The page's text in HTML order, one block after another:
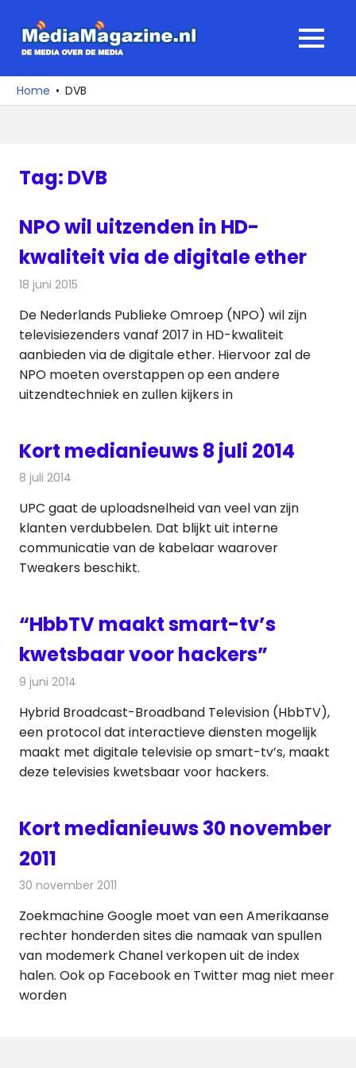
naar
media
over
MENU
Home DVB
Tag: DVB
NPO wil uitzenden in HD-
kwaliteit via de digitale ether
18 juni 2015
De Nederlands Publieke Omroep (NPO) wil zijn
televisiezenders vanaf 2017 in HD-kwaliteit
aanbieden via de digitale ether. Hiervoor zal de
NPO moeten overstappen op een andere
uitzendtechniek en zullen kijkers in
Kort medianieuws 8 juli 2014
8 juli 2014
UPC gaat de uploadsnelheid van veel van zijn
klanten verdubbelen. Dat blijkt uit interne
communicatie van de kabelaar waarover
Tweakers beschikt.
“HbbTV maakt smart-tv’s
kwetsbaar voor hackers”
9 juni 2014
Hybrid Broadcast-Broadband Television (HbbTV),
een protocol dat interactieve diensten mogelijk
maakt met digitale televisie op smart-tv’s, maakt
deze televisies kwetsbaar voor hackers.
Kort medianieuws 30 november
2011
30 november 2011
Zoekmachine Google moet van een Amerikaanse
rechter honderden sites die namaak van spullen
van modemerk Chanel verkopen uit de index
halen. Ook op Facebook en Twitter mag niet meer
worden